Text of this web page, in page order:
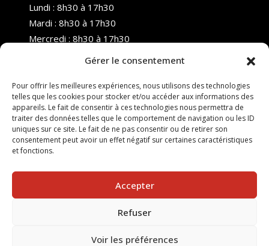
Gérer le consentement
Pour offrir les meilleures expériences, nous utilisons des technologies
telles que les cookies pour stocker et/ou accéder aux informations des
appareils. Le fait de consentir à ces technologies nous permettra de
traiter des données telles que le comportement de navigation ou les ID
uniques sur ce site. Le fait de ne pas consentir ou de retirer son
consentement peut avoir un effet négatif sur certaines caractéristiques
et fonctions.
Accepter
Refuser
Voir les préférences
Lundi : 8h30 à 17h30
Mardi : 8h30 à 17h30
Mercredi : 8h30 à 17h30
Samedi : Fermé
Dimanche : Fermé
© 2025 Nouvel R Formation - TOUS DROITS RÉSERVÉS -
SITE RÉALISÉ PAR :INGÉNIERIE TECH